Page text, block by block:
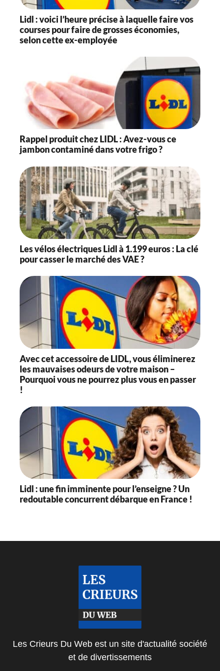
Lidl : voici l’heure précise à laquelle faire vos
courses pour faire de grosses économies,
selon cette ex-employée
Rappel produit chez LIDL : Avez-vous ce
jambon contaminé dans votre frigo ?
Les vélos électriques Lidl à 1.199 euros : La clé
pour casser le marché des VAE ?
Avec cet accessoire de LIDL, vous éliminerez
les mauvaises odeurs de votre maison –
Pourquoi vous ne pourrez plus vous en passer
!
Lidl : une fin imminente pour l’enseigne ? Un
redoutable concurrent débarque en France !
Les Crieurs Du Web est un site d'actualité société
et de divertissements